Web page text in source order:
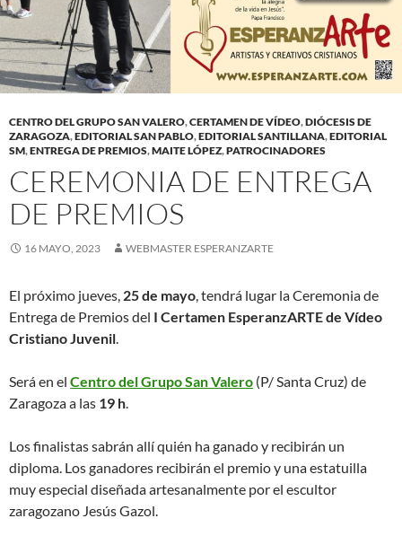
CENTRO DEL GRUPO SAN VALERO,CERTAMEN DE VÍDEO,DIÓCESIS DE
ZARAGOZA,EDITORIAL SAN PABLO,EDITORIAL SANTILLANA,EDITORIAL
SM,ENTREGA DE PREMIOS,MAITE LÓPEZ,PATROCINADORES
CEREMONIA DE ENTREGA
DE PREMIOS
16 MAYO, 2023 WEBMASTER ESPERANZARTE
El próximo jueves, 25 de mayo, tendrá lugar la Ceremonia de
Entrega de Premios del I Certamen EsperanzARTE de Vídeo
Cristiano Juvenil.
Será en el CentrodelGrupoSan Valero (P/ Santa Cruz) de
Zaragoza a las 19 h.
Los finalistas sabrán allí quién ha ganado y recibirán un
diploma. Los ganadores recibirán el premio y una estatuilla
muy especial diseñada artesanalmente por el escultor
zaragozano Jesús Gazol.